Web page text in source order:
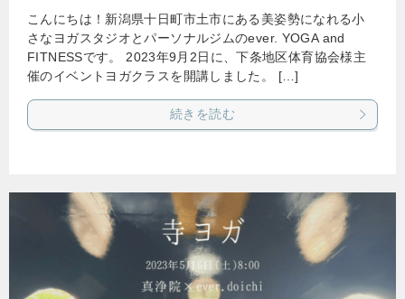
こんにちは！新潟県十日町市土市にある美姿勢になれる小
さなヨガスタジオとパーソナルジムのever. YOGA and
FITNESSです。 2023年9月2日に、下条地区体育協会様主
催のイベントヨガクラスを開講しました。 […]
続きを読む